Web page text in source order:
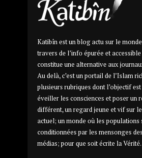
Katibîn est un blog actu sur le
travers de l’info épurée et
constitue une alternative aux
Au delà, c’est un portail de l’Islam
plusieurs rubriques dont l’objectif
éveiller les consciences et poser un
différent, un regard jeune et vif sur
actuel; un monde où les populations
conditionnées par les mensonges
médias; pour que soit écrite la Vérité.